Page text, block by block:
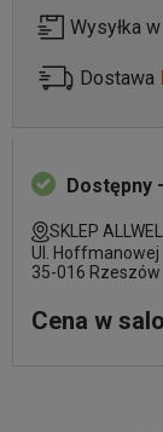
Wysyłka w
Dostawa
Dostępny
SKLEP
Ul.
35-016 Rzeszów
Cena w